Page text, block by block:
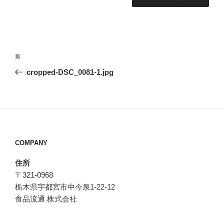
投
ナ
ョ
ン
前
の
前
cropped-DSC_0081-1.jpg
COMPANY
住所
〒321-0968
栃木県宇都宮市中今泉1‐22‐12
食品流通 株式会社